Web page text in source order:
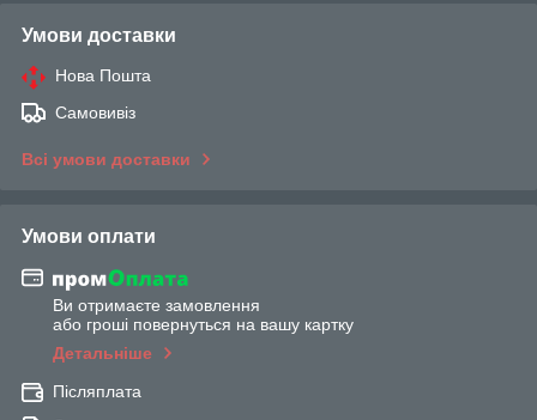
Умови доставки
Нова Пошта
Самовивіз
Всі умови доставки
Умови оплати
Ви отримаєте замовлення
або гроші повернуться на вашу картку
Детальніше
Післяплата